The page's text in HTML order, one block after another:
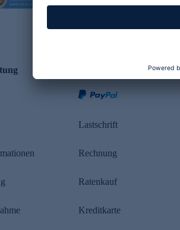
Lastschrift
Rechnung
Ratenkauf
Kreditkarte